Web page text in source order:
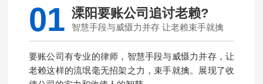
01 溧阳要账公司追讨老赖?
智慧手段与威慑力并存 让老赖束手就擒
要账公司有专业的律师，智慧手段与威慑力并存，让
老赖这样的流氓毫无招架之力，束手就擒。展现了收